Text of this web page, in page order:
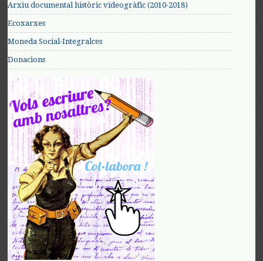
Arxiu documental històric videogràfic (2010-2018)
Ecoxarxes
Moneda Social-Integralces
Donacions